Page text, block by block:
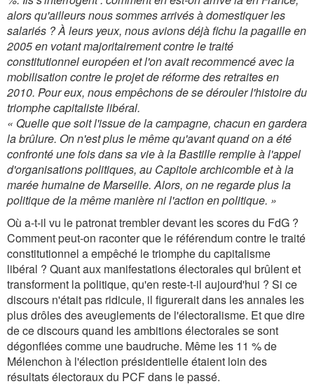
alors qu'ailleurs nous sommes arrivés à domestiquer les
salariés ? À leurs yeux, nous avions déjà fichu la pagaille en
2005 en votant majoritairement contre le traité
constitutionnel européen et l'on avait recommencé avec la
mobilisation contre le projet de réforme des retraites en
2010. Pour eux, nous empêchons de se dérouler l'histoire du
triomphe capitaliste libéral.
« Quelle que soit l'issue de la campagne, chacun en gardera
la brûlure. On n'est plus le même qu'avant quand on a été
confronté une fois dans sa vie à la Bastille remplie à l'appel
d'organisations politiques, au Capitole archicomble et à la
marée humaine de Marseille. Alors, on ne regarde plus la
politique de la même manière ni l'action en politique. »
Où a-t-il vu le patronat trembler devant les scores du FdG ?
Comment peut-on raconter que le référendum contre le traité
constitutionnel a empêché le triomphe du capitalisme
libéral ? Quant aux manifestations électorales qui brûlent et
transforment la politique, qu'en reste-t-il aujourd'hui ? Si ce
discours n'était pas ridicule, il figurerait dans les annales les
plus drôles des aveuglements de l'électoralisme. Et que dire
de ce discours quand les ambitions électorales se sont
dégonflées comme une baudruche. Même les 11 % de
Mélenchon à l'élection présidentielle étaient loin des
résultats électoraux du PCF dans le passé.